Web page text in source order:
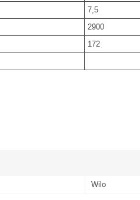
7,5
2900
172
Wilo